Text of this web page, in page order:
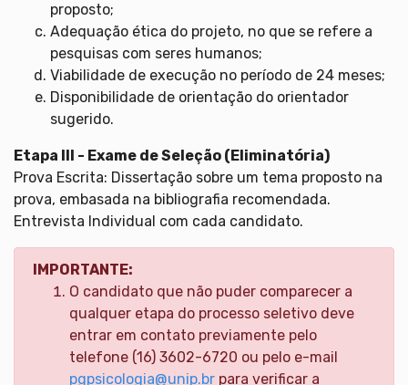
proposto;
Adequação ética do projeto, no que se refere a
pesquisas com seres humanos;
Viabilidade de execução no período de 24 meses;
Disponibilidade de orientação do orientador
sugerido.
Etapa III - Exame de Seleção (Eliminatória)
Prova Escrita: Dissertação sobre um tema proposto na
prova, embasada na bibliografia recomendada.
Entrevista Individual com cada candidato.
IMPORTANTE:
O candidato que não puder comparecer a
qualquer etapa do processo seletivo deve
entrar em contato previamente pelo
telefone (16) 3602-6720 ou pelo e-mail
pgpsicologia@unip.br para verificar a